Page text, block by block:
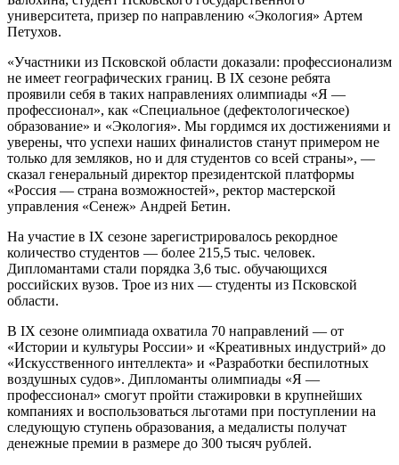
университета, призер по направлению «Экология» Артем
Петухов.
«Участники из Псковской области доказали: профессионализм
не имеет географических границ. В IX сезоне ребята
проявили себя в таких направлениях олимпиады «Я —
профессионал», как «Специальное (дефектологическое)
образование» и «Экология». Мы гордимся их достижениями и
уверены, что успехи наших финалистов станут примером не
только для земляков, но и для студентов со всей страны», —
сказал генеральный директор президентской платформы
«Россия — страна возможностей», ректор мастерской
управления «Сенеж» Андрей Бетин.
На участие в IX сезоне зарегистрировалось рекордное
количество студентов — более 215,5 тыс. человек.
Дипломантами стали порядка 3,6 тыс. обучающихся
российских вузов. Трое из них — студенты из Псковской
области.
В IX сезоне олимпиада охватила 70 направлений — от
«Истории и культуры России» и «Креативных индустрий» до
«Искусственного интеллекта» и «Разработки беспилотных
воздушных судов». Дипломанты олимпиады «Я —
профессионал» смогут пройти стажировки в крупнейших
компаниях и воспользоваться льготами при поступлении на
следующую ступень образования, а медалисты получат
денежные премии в размере до 300 тысяч рублей.